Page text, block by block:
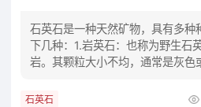
石英石是一种天然矿物，具有多种
下几种：1.岩英石：也称为野生石
岩。其颗粒大小不均，通常是灰色
石英石